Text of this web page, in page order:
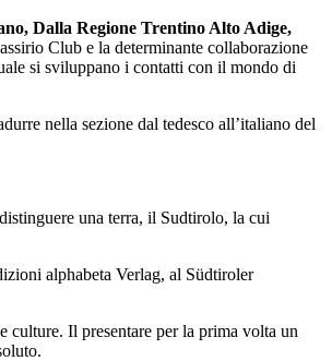
Dalla Regione Trentino Alto Adige,
Club e la determinante collaborazione
si sviluppano i contatti con il mondo di
nella sezione dal tedesco all’italiano del
una terra, il Sudtirolo, la cui
alphabeta Verlag, al Südtiroler
culture. Il presentare per la prima volta un